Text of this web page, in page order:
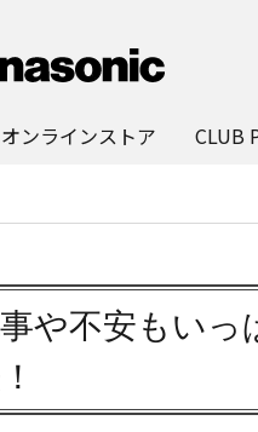
オンラインストア CLUB
や不安もいっ